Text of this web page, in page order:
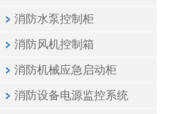
消防水泵控制柜
消防风机控制箱
消防机械应急启动柜
消防设备电源监控系统